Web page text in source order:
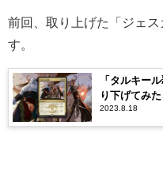
前回、取り上げた
「ジェ
す。
「タルキー
り下げてみた
2023.8.18